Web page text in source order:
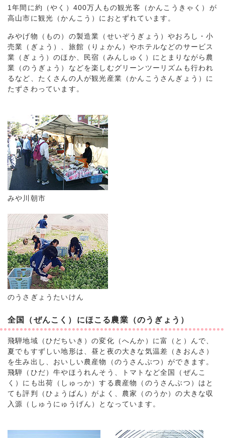
1年間に約（やく）400万人もの観光客（かんこうきゃく）が
高山市に観光（かんこう）におとずれています。
みやげ物（もの）の製造業（せいぞうぎょう）やおろし・小
売業（ぎょう）、旅館（りょかん）やホテルなどのサービス
業（ぎょう）のほか、民宿（みんしゅく）にとまりながら農
業（のうぎょう）などを楽しむグリーンツーリズムも行われ
るなど、たくさんの人が観光産業（かんこうさんぎょう）に
たずさわっています。
みや川朝市
のうさぎょうたいけん
全国（ぜんこく）にほこる農業（のうぎょう）
飛騨地域（ひだちいき）の変化（へんか）に富（と）んで、
夏でもすずしい地形は、昼と夜の大きな気温差（きおんさ）
を生み出し、おいしい農産物（のうさんぶつ）ができます。
飛騨（ひだ）牛やほうれんそう、トマトなど全国（ぜんこ
く）にも出荷（しゅっか）する農産物（のうさんぶつ）はと
ても評判（ひょうばん）がよく、農家（のうか）の大きな収
入源（しゅうにゅうげん）となっています。